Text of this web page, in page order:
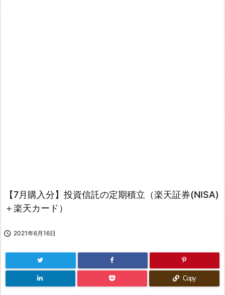
【7月購入分】投資信託の定期積立（楽天証券(NISA)
＋楽天カード）
 2021年6月16日
Copy